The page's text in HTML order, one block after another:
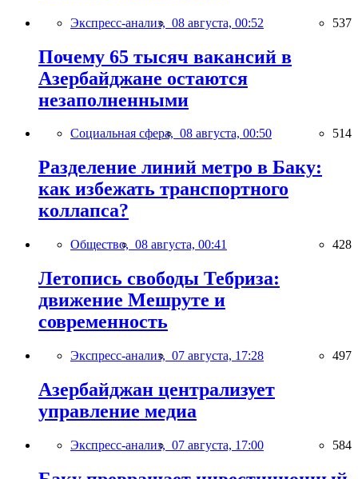
Экспресс-анализ, 08 августа, 00:52 537
Почему 65 тысяч вакансий в
Азербайджане остаются
незаполненными
Социальная сфера, 08 августа, 00:50 514
Разделение линий метро в Баку:
как избежать транспортного
коллапса?
Общество, 08 августа, 00:41 428
Летопись свободы Тебриза:
движение Мешруте и
современность
Экспресс-анализ, 07 августа, 17:28 497
Азербайджан централизует
управление медиа
Экспресс-анализ, 07 августа, 17:00 584